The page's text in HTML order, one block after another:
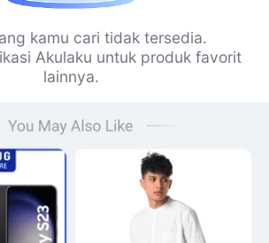
kamu cari tidak tersedia.
Akulaku untuk produk favorit
lainnya.